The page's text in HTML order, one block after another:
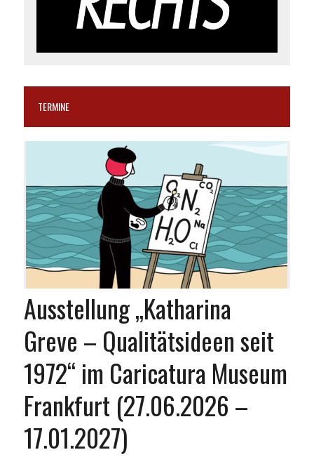
TERMINE
Ausstellung „Katharina
Greve – Qualitätsideen seit
1972“ im Caricatura Museum
Frankfurt (27.06.2026 –
17.01.2027)